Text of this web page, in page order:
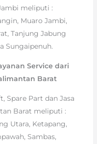
meliputi :
Muaro Jambi,
Tanjung Jabung
Sungaipenuh.
Service dari
Barat
Spare Part dan Jasa
Barat meliputi :
Utara, Ketapang,
Sambas,